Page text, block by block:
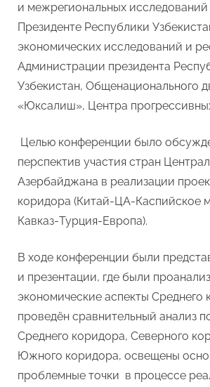
и межрегиональных
Президенте Республики
экономических исследований и
Администрации президента
Узбекистан, Общенационального
«Юксалиш», Центра
Целью конференции было
перспектив участия стран
Азербайджана в реализации
коридора (Китай-ЦА-
Кавказ-Турция-Европа).
В ходе конференции были
и презентации, где были
экономические аспекты Среднего
проведён сравнительный анализ
Среднего коридора, Северного
Южного коридора, освещены
проблемные точки в процессе